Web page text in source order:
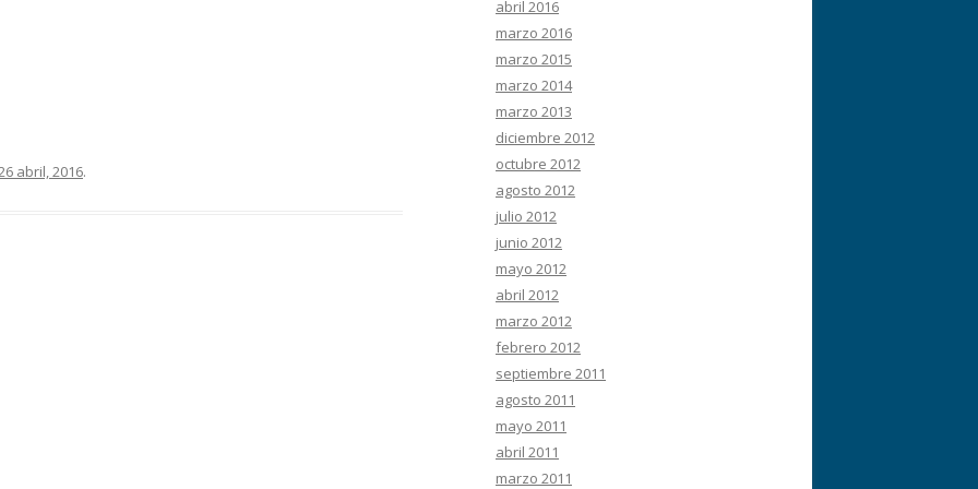
abril, 2016.
abril 2016
marzo 2016
marzo 2015
marzo 2014
marzo 2013
diciembre 2012
octubre 2012
agosto 2012
julio 2012
junio 2012
mayo 2012
abril 2012
marzo 2012
febrero 2012
septiembre 2011
agosto 2011
mayo 2011
abril 2011
marzo 2011